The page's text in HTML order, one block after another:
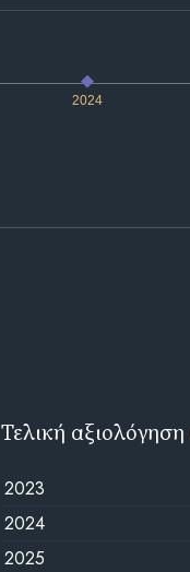
2024
Τελική αξιολόγηση
2023
2024
2025